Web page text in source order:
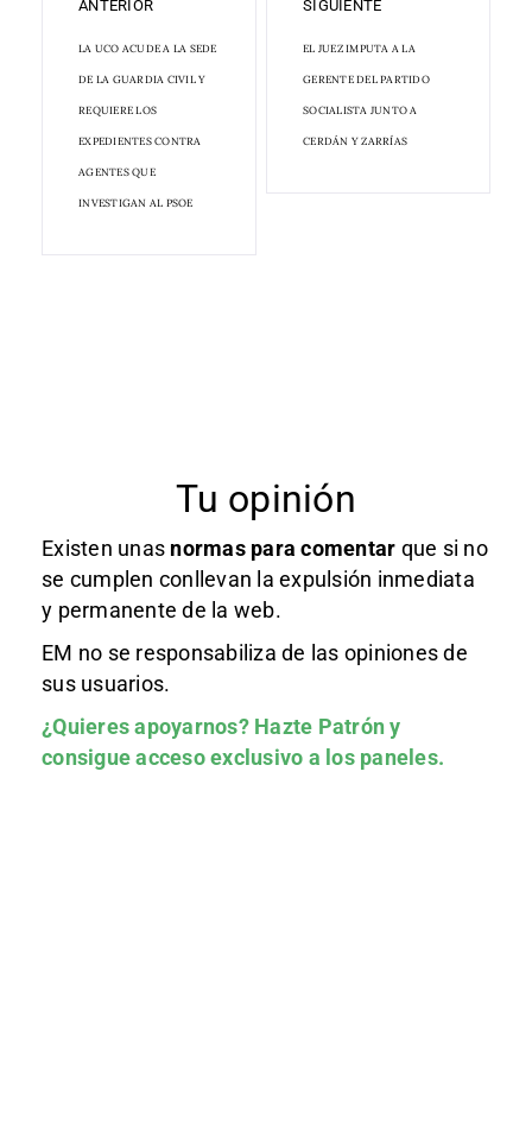
ANTERIOR
LA UCO ACUDE A LA SEDE
DE LA GUARDIA CIVIL Y
REQUIERE LOS
EXPEDIENTES CONTRA
AGENTES QUE
INVESTIGAN AL PSOE
SIGUIENTE
EL JUEZ IMPUTA A LA
GERENTE DEL PARTIDO
SOCIALISTA JUNTO A
CERDÁN Y ZARRÍAS
Tu opinión
Existen unas normas para comentar que si no
se cumplen conllevan la expulsión inmediata
y permanente de la web.
EM no se responsabiliza de las opiniones de
sus usuarios.
¿Quieres apoyarnos? Hazte Patróny
consigue acceso exclusivo a los paneles.